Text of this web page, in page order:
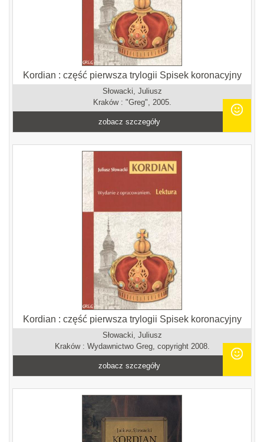
Kordian : część pierwsza trylogii Spisek koronacyjny
Słowacki, Juliusz
Kraków : "Greg", 2005.
zobacz szczegóły
Kordian : część pierwsza trylogii Spisek koronacyjny
Słowacki, Juliusz
Kraków : Wydawnictwo Greg, copyright 2008.
zobacz szczegóły